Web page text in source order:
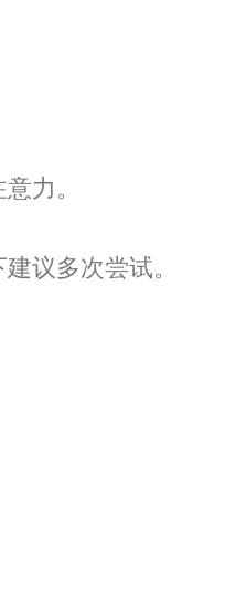
力。
议多次尝试。